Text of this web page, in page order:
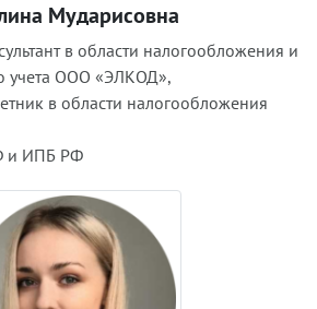
Мударисовна
в области налогообложения и
учета ООО «ЭЛКОД»,
в области налогообложения
и ИПБ РФ